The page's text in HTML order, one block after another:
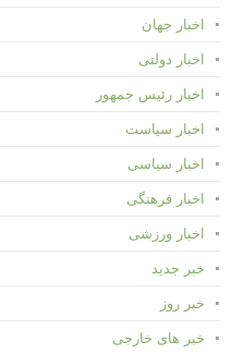
اخبار جهان
اخبار دولتی
اخبار رئیس جمهور
اخبار سیاست
اخبار سیاسی
اخبار فرهنگی
اخبار ورزشی
خبر جدید
خبر روز
خبر های خارجی